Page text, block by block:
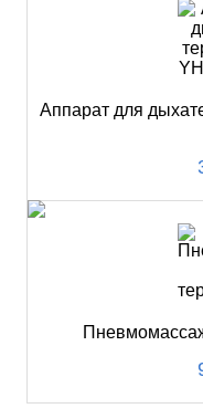
Аппарат для